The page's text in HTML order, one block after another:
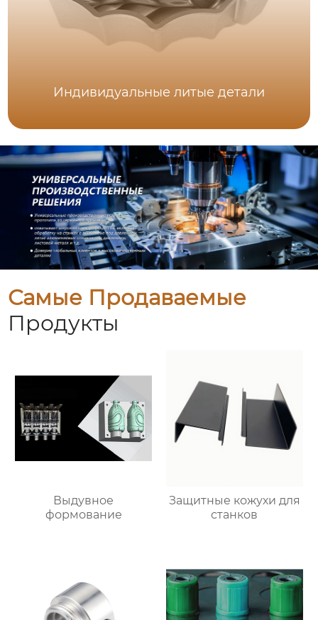
Индивидуальные литые детали
Самые Продаваемые
Продукты
Выдувное
формование
Защитные кожухи для
станков